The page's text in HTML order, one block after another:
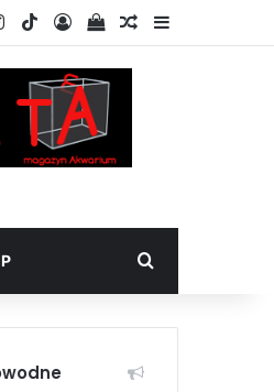
Instagram
TikTokZalogujSprawdź swój
Losowy artykuł
Sidebar
Szukaj